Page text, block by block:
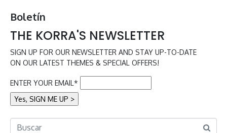
Boletín
THE KORRA'S NEWSLETTER
SIGN UP FOR OUR NEWSLETTER AND STAY UP-TO-DATE
ON OUR LATEST THEMES & SPECIAL OFFERS!
ENTER YOUR EMAIL*